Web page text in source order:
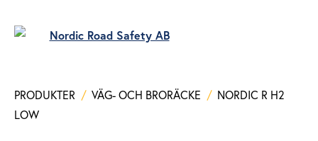
PRODUKTER / VÄG- OCH BRORÄCKE / NORDIC R H2
LOW